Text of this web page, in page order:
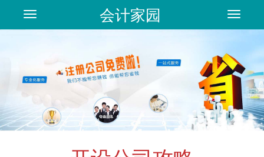
Toggle
Toggle
navigation
会计家园